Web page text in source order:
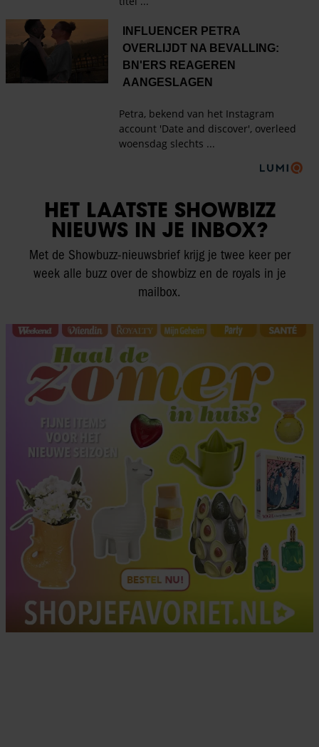
HET LAATSTE SHOWBIZZ
NIEUWS IN JE INBOX?
Met de Showbuzz-nieuwsbrief krijg je twee keer per
week alle buzz over de showbizz en de royals in je
mailbox.